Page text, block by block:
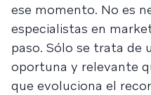
ese momento. No es
especialistas en
paso. Sólo se trata de
oportuna y relevante
que evoluciona el